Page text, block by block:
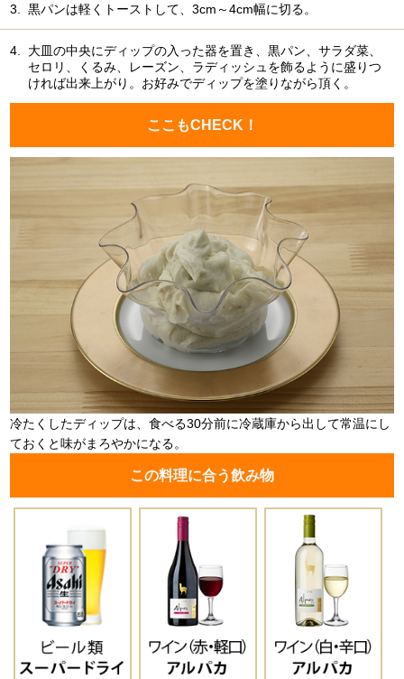
3. 黒パンは軽くトーストして、3cm～4cm幅に切る。
4.
大皿の中央にディップの入った器を置き、黒パン、サラダ菜、
セロリ、くるみ、レーズン、ラディッシュを飾るように盛りつ
ければ出来上がり。お好みでディップを塗りながら頂く。
ここもCHECK！
冷たくしたディップは、食べる30分前に冷蔵庫から出して常温にし
ておくと味がまろやかになる。
この料理に合う飲み物